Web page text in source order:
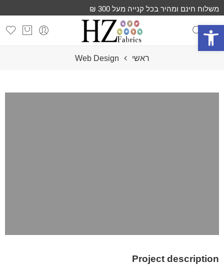
פתח סרגל נגישות
משלוח חינם ומהיר בכל קנייה מעל 300 ₪
ראשי Web Design
Project description